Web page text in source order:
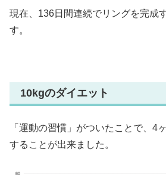
現在、136日間連続でリングを完成
す。
10kgのダイエット
「運動の習慣」がついたことで、4
することが出来ました。